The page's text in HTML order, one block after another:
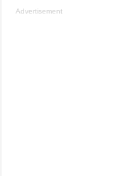
Advertisement